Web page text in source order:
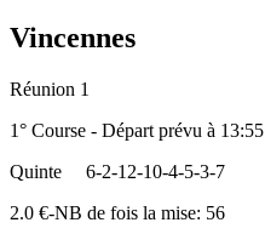
Vincennes
Réunion 1
1° Course - Départ prévu à 13:55
Quinte
6-2-12-10-4-5-3-7
2.0 €-NB de fois la mise: 56